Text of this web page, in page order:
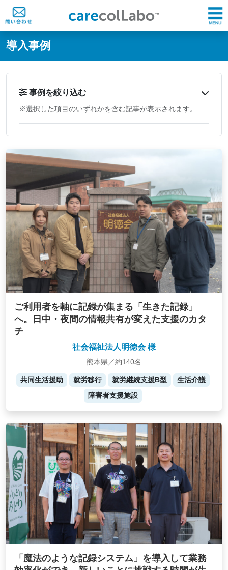
@ -0,0 +1,60 @@
導入事例
事例を絞り込む
※選択した項目のいずれかを含む記事が表示されます。
ご利用者を軸に記録が集まる「生きた記録」
へ。日中・夜間の情報共有が変えた支援のカタ
チ
社会福祉法人明徳会 様
熊本県／約140名
共同生活援助 就労移行 就労継続支援B型
生活介護
障害者支援施設
「魔法のような記録システム」を導入して業務